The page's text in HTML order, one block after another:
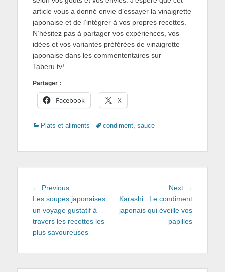
article vous a donné envie d’essayer la vinaigrette
japonaise et de l’intégrer à vos propres recettes.
N’hésitez pas à partager vos expériences, vos
idées et vos variantes préférées de vinaigrette
japonaise dans les commententaires sur
Taberu.tv!
Partager :
Facebook X
Categories
Plats et aliments Tagscondiment sauce
Navigation
de
l’article
← PreviousPrevious
post:
Les soupes japonaises :
un voyage gustatif à
travers les recettes les
plus savoureuses
Next →
post:
Karashi : Le condiment
japonais qui éveille vos
papilles